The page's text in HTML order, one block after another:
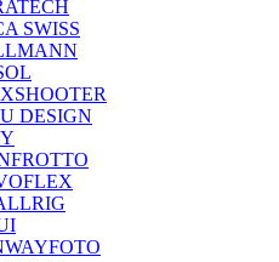
SWISS
DESIGN